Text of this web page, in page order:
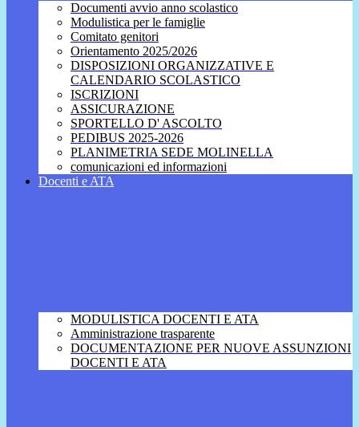
Documenti avvio anno scolastico
Modulistica per le famiglie
Comitato genitori
Orientamento 2025/2026
DISPOSIZIONI ORGANIZZATIVE E
CALENDARIO SCOLASTICO
ISCRIZIONI
ASSICURAZIONE
SPORTELLO D' ASCOLTO
PEDIBUS 2025-2026
PLANIMETRIA SEDE MOLINELLA
comunicazioni ed informazioni
Docenti e ATA
MODULISTICA DOCENTI E ATA
Amministrazione trasparente
DOCUMENTAZIONE PER NUOVE ASSUNZIONI
DOCENTI E ATA